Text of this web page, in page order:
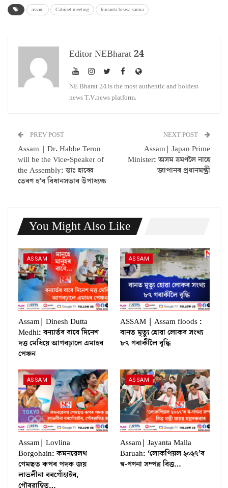
assam Cabinet meeting himanta biswa sarma
Editor NEBharat 24
NE Bharat 24 is the most authentic and boldest
news T.V.news platform.
PREV POST
Assam | Dr. Habbe Teron
will be the Vice-Speaker of
the Assembly: ডাঃ হাব্বে
তেৰণ হ’ব বিধানসভাৰ উপাধ্যক্ষ
NEXT POST
Assam| Japan Prime
Minister: অসম ভ্ৰমণলৈ নাহে
জাপানৰ প্ৰধানমন্ত্ৰী
You Might Also Like
ASSAM
Assam| Dinesh Dutta
Medhi: বন্যাৰ্তৰ বাবে দিনেশ
দত্ত মেধিয়ে আগবঢ়ালে এমাহৰ
পেঞ্চন
ASSAM
ASSAM | Assam floods :
বানত মৃত্যু হোৱা লোকৰ সংখ্য
৮৭ গৰাকীলৈ বৃদ্ধি
ASSAM
Assam| Lovlina
Borgohain: কমনৱেলথ
গেমছত ৰূপৰ পদক জয়
লাভলীনা বৰগোঁহাইৰ,
ASSAM
Assam| Jayanta Malla
Baruah: ‘লোকপিয়ল ২০২৭’ৰ
স্ব-গণনা সম্পন্ন বিত্ত…